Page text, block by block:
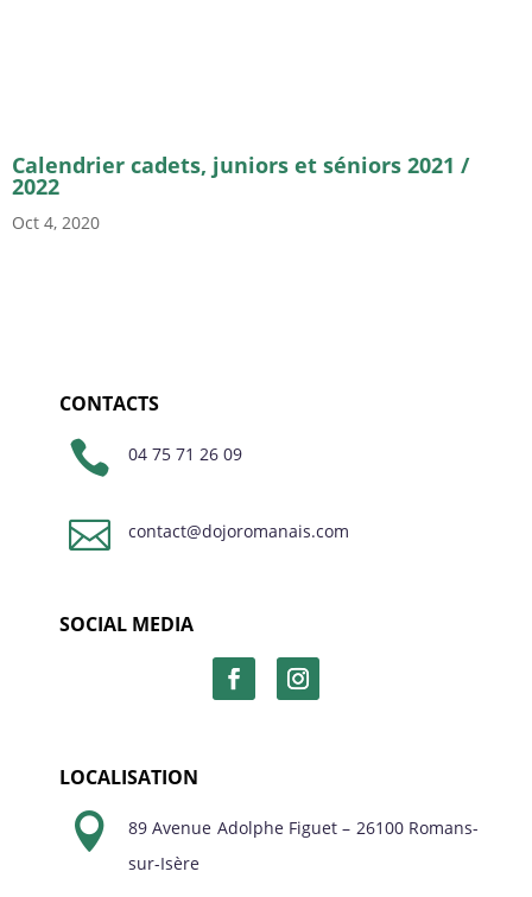
Calendrier cadets, juniors et séniors 2021 /
2022
Oct 4, 2020
CONTACTS
 04 75 71 26 09
 contact@dojoromanais.com
SOCIAL MEDIA
LOCALISATION

89 Avenue Adolphe Figuet – 26100 Romans-
sur-Isère